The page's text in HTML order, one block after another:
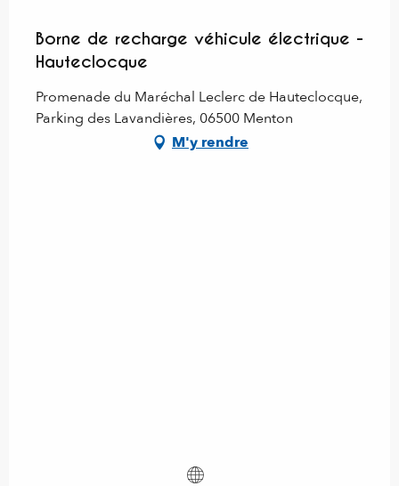
Borne de recharge véhicule électrique -
Hauteclocque
Promenade du Maréchal Leclerc de Hauteclocque,
Parking des Lavandières, 06500 Menton
M'y rendre